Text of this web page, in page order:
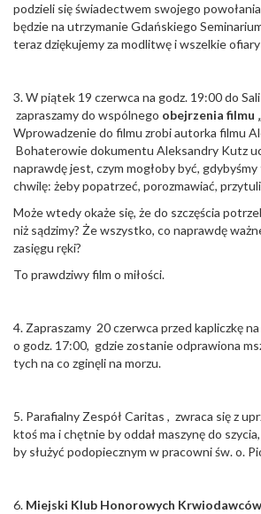
podzieli się świadectwem swojego
będzie na utrzymanie Gdańskiego
teraz dziękujemy za modlitwę i wszelkie
3. W piątek 19 czerwca na godz. 19:00 do
zapraszamy do wspólnego obejrzenia filmu
Wprowadzenie do filmu zrobi autorka filmu
Bohaterowie dokumentu Aleksandry Kutz
naprawdę jest, czym mogłoby być,
chwilę: żeby popatrzeć, porozmawiać,
Może wtedy okaże się, że do szczęścia
niż sądzimy? Że wszystko, co naprawdę
zasięgu ręki?
To prawdziwy film o miłości.
4. Zapraszamy 20 czerwca przed kapliczkę
o godz. 17:00, gdzie zostanie odprawiona
tych na co zginęli na morzu.
5. Parafialny Zespół Caritas , zwraca się z
ktoś ma i chętnie by oddał maszynę do
by służyć podopiecznym w pracowni św. o.
6. Miejski Klub Honorowych